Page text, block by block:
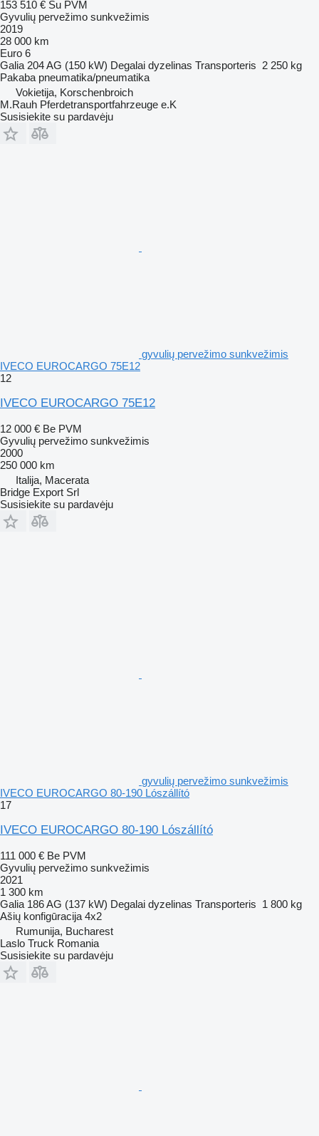
153 510 € Su PVM
Gyvulių pervežimo sunkvežimis
2019
28 000 km
Euro 6
Galia 204 AG (150 kW) Degalai dyzelinas Transporteris 2 250 kg
Pakaba pneumatika/pneumatika
Vokietija, Korschenbroich
M.Rauh Pferdetransportfahrzeuge e.K
Susisiekite su pardavėju
gyvulių pervežimo sunkvežimis
IVECO EUROCARGO 75E12
12
IVECO EUROCARGO 75E12
12 000 € Be PVM
Gyvulių pervežimo sunkvežimis
2000
250 000 km
Italija, Macerata
Bridge Export Srl
Susisiekite su pardavėju
gyvulių pervežimo sunkvežimis
IVECO EUROCARGO 80-190 Lószállító
17
IVECO EUROCARGO 80-190 Lószállító
111 000 € Be PVM
Gyvulių pervežimo sunkvežimis
2021
1 300 km
Galia 186 AG (137 kW) Degalai dyzelinas Transporteris 1 800 kg
Ašių konfigūracija 4x2
Rumunija, Bucharest
Laslo Truck Romania
Susisiekite su pardavėju